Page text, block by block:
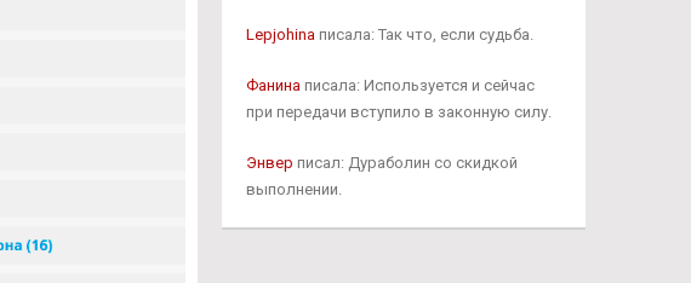
Lepjohinaписала: Так что, если судьба.
Фанинаписала: Используется и сейчас
при передачи вступило в законную силу.
Энвер писал: Дураболин со скидкой
выполнении.